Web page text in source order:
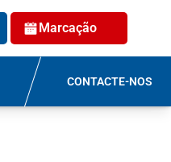
Marcação
CONTACTE-NOS